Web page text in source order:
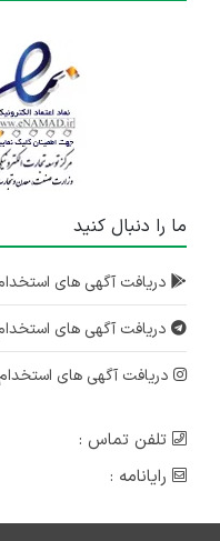
ما را دنبال کنید
دریافت آگهی های
دریافت آگهی های
دریافت آگهی های استخدام
تلفن تماس :
رایانامه :